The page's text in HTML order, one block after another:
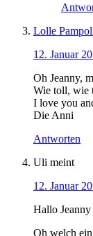
Lolle
12. Januar
Oh Jeanny,
Wie toll, wie
I love you
Die Anni
Antworten
Uli meint
12. Januar
Hallo
Oh welch